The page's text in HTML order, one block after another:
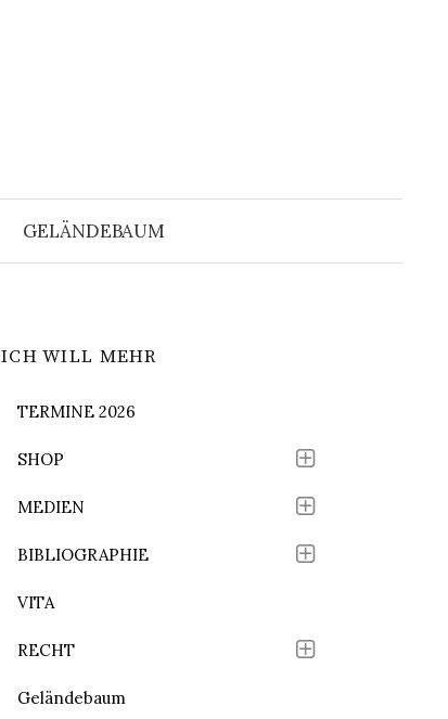
GELÄNDEBAUM
Suchen
ICH WILL MEHR
TERMINE 2026
SHOP
MEDIEN
BIBLIOGRAPHIE
VITA
RECHT
Geländebaum